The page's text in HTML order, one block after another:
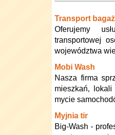
Transport
Oferujemy
transportowej
województwa
Mobi Wash
Nasza firma
mieszkań,
mycie
Myjnia tir
Big-Wash -